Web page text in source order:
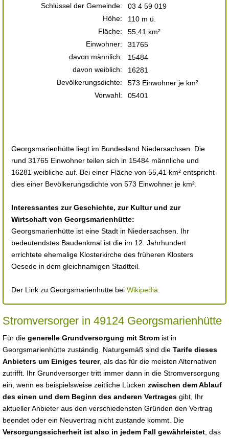
Schlüssel der Gemeinde:
03 4 59 019
Höhe:
110 m ü.
Fläche:
55,41 km²
Einwohner:
31765
davon männlich:
15484
davon weiblich:
16281
Bevölkerungsdichte:
573 Einwohner je km²
Vorwahl:
05401
Georgsmarienhütte liegt im Bundesland Niedersachsen. Die
rund 31765 Einwohner teilen sich in 15484 männliche und
16281 weibliche auf. Bei einer Fläche von 55,41 km² entspricht
dies einer Bevölkerungsdichte von 573 Einwohner je km².
Interessantes zur Geschichte, zur Kultur und zur
Wirtschaft von Georgsmarienhütte:
Georgsmarienhütte ist eine Stadt in Niedersachsen. Ihr
bedeutendstes Baudenkmal ist die im 12. Jahrhundert
errichtete ehemalige Klosterkirche des früheren Klosters
Oesede in dem gleichnamigen Stadtteil.
Der Link zu Georgsmarienhütte bei Wikipedia
Stromversorger in 49124 Georgsmarienhütte
Für die generelle Grundversorgung mit Strom ist in
Georgsmarienhütte zuständig. Naturgemäß sind die Tarife dieses
Anbieters um Einiges teurer, als das für die meisten Alternativen
zutrifft. Ihr Grundversorger tritt immer dann in die Stromversorgung
ein, wenn es beispielsweise zeitliche Lücken zwischen dem Ablauf
des einen und dem Beginn des anderen Vertrages gibt, Ihr
aktueller Anbieter aus den verschiedensten Gründen den Vertrag
beendet oder ein Neuvertrag nicht zustande kommt. Die
Versorgungssicherheit ist also in jedem Fall gewährleistet , das